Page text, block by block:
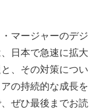
マージャーのデジ
日本で急速に拡大
、その対策につい
の持続的な成長を
ぜひ最後までお読